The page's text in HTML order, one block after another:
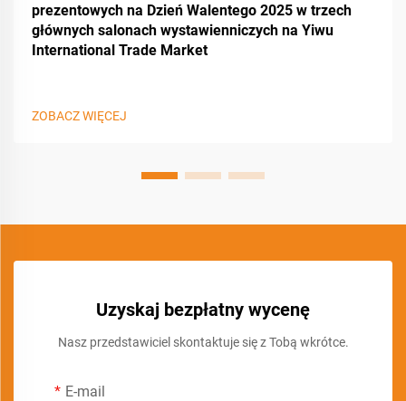
prezentowych na Dzień Walentego 2025 w trzech
głównych salonach wystawienniczych na Yiwu
International Trade Market
ZOBACZ WIĘCEJ
Uzyskaj bezpłatny wycenę
Nasz przedstawiciel skontaktuje się z Tobą wkrótce.
E-mail